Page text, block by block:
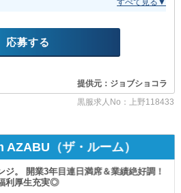
す。
✦
採用！
取得できるため
働けます◎
りたい…！」
”を重視しています◎
ださい。
～
経験を活かしたい…」
ています◎
応募する
提供元：ジョブショコラ
黒服求人No：上野118433
AZABU（ザ・ルーム）
ジ。 開業3年目連日満席＆業績絶好調！
利厚生充実◎